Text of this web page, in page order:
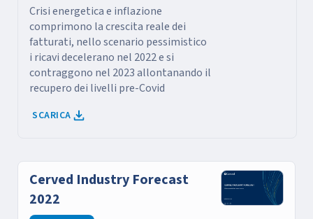
Crisi energetica e inflazione
comprimono la crescita reale dei
fatturati, nello scenario pessimistico
i ricavi decelerano nel 2022 e si
contraggono nel 2023 allontanando il
recupero dei livelli pre-Covid
SCARICA
Cerved Industry Forecast
2022